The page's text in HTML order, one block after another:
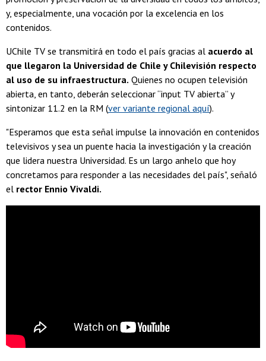
y, especialmente, una vocación por la excelencia en los
contenidos.
UChile TV se transmitirá en todo el país gracias al acuerdo al
que llegaron la Universidad de Chile y Chilevisión respecto
al uso de su infraestructura. Quienes no ocupen televisión
abierta, en tanto, deberán seleccionar “input TV abierta” y
sintonizar 11.2 en la RM (ver variante regional aquí).
"Esperamos que esta señal impulse la innovación en contenidos
televisivos y sea un puente hacia la investigación y la creación
que lidera nuestra Universidad. Es un largo anhelo que hoy
concretamos para responder a las necesidades del país", señaló
el rector Ennio Vivaldi.